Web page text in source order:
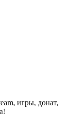
игры, донат,